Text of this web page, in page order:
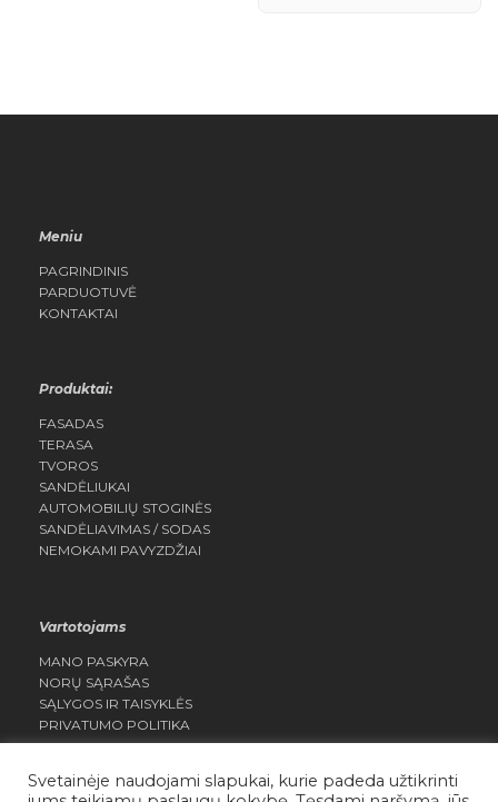
Meniu
PAGRINDINIS
PARDUOTUVĖ
KONTAKTAI
Produktai:
FASADAS
TERASA
TVOROS
SANDĖLIUKAI
AUTOMOBILIŲ STOGINĖS
SANDĖLIAVIMAS / SODAS
NEMOKAMI PAVYZDŽIAI
Vartotojams
MANO PASKYRA
NORŲ SĄRAŠAS
SĄLYGOS IR TAISYKLĖS
PRIVATUMO POLITIKA
Svetainėje naudojami slapukai, kurie padeda užtikrinti